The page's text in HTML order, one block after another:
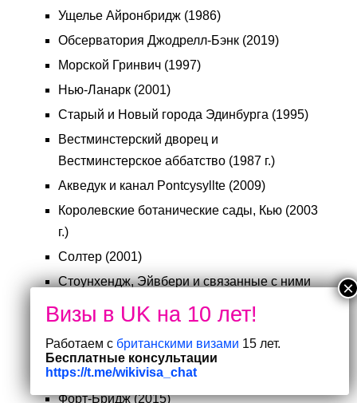
Ущелье Айронбридж (1986)
Обсерватория Джодрелл-Бэнк (2019)
Морской Гринвич (1997)
Нью-Ланарк (2001)
Старый и Новый города Эдинбурга (1995)
Вестминстерский дворец и
Вестминстерское аббатство (1987 г.)
Акведук и канал Pontcysyllte (2009)
Королевские ботанические сады, Кью (2003
г.)
Солтер (2001)
Стоунхендж, Эйвбери и связанные с ними
места (1986 г.)
аббатство руин фонтанов (1986 г.)
Английский Озерный край (2017)
Форт-Бридж (2015)
Работаем с британскими визами 15 лет.
Бесплатные консультации
https://t.me/wikivisa_chat